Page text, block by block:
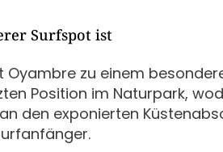
Surfspot ist
zu einem
Position im Naturpark,
den exponierten